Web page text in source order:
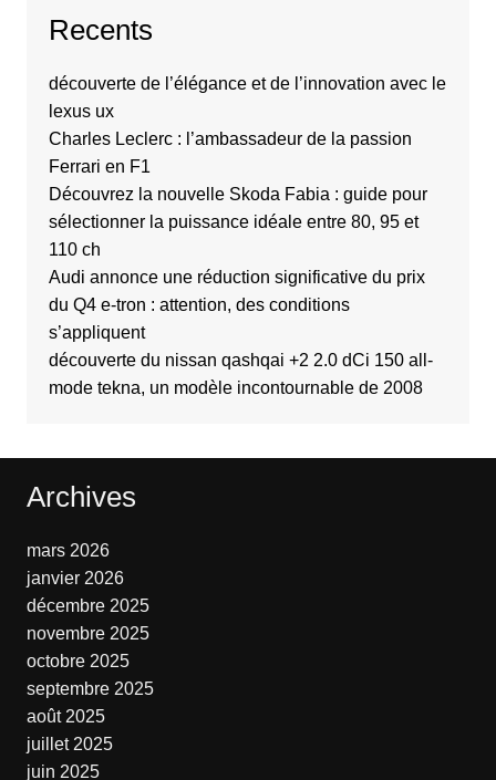
Recents
découverte de l’élégance et de l’innovation avec le
lexus ux
Charles Leclerc : l’ambassadeur de la passion
Ferrari en F1
Découvrez la nouvelle Skoda Fabia : guide pour
sélectionner la puissance idéale entre 80, 95 et
110 ch
Audi annonce une réduction significative du prix
du Q4 e-tron : attention, des conditions
s’appliquent
découverte du nissan qashqai +2 2.0 dCi 150 all-
mode tekna, un modèle incontournable de 2008
Archives
mars 2026
janvier 2026
décembre 2025
novembre 2025
octobre 2025
septembre 2025
août 2025
juillet 2025
juin 2025